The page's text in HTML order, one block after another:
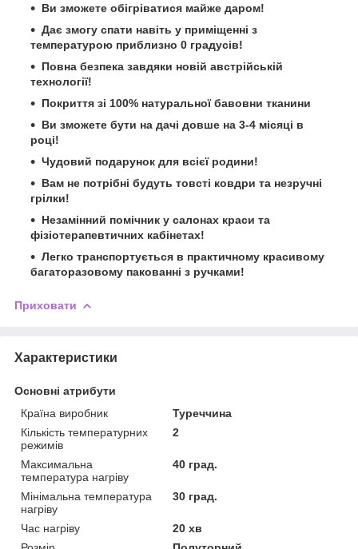
Ви зможете обігріватися майже даром!
Дає змогу спати навіть у приміщенні з
температурою приблизно 0 градусів!
Повна безпека завдяки новій австрійській
технології!
Покриття зі 100% натуральної бавовни тканини
Ви зможете бути на дачі довше на 3-4 місяці в
році!
Чудовий подарунок для всієї родини!
Вам не потрібні будуть товсті ковдри та незручні
грілки!
Незамінний помічник у салонах краси та
фізіотерапевтичних кабінетах!
Легко транспортується в практичному красивому
багаторазовому пакованні з ручками!
Приховати
Характеристики
Основні атрибути
Країна виробник
Туреччина
Кількість температурних
режимів
2
Максимальна
температура нагріву
40 град.
Мінімальна температура
нагріву
30 град.
Час нагріву
20 хв